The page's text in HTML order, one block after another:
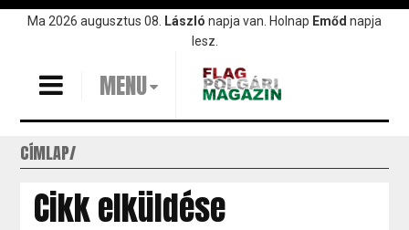
UgrásMa 2026 augusztus 08. László napja van. Holnap Emőd napja
lesz.
MENU
CÍMLAP
Cikk elküldése